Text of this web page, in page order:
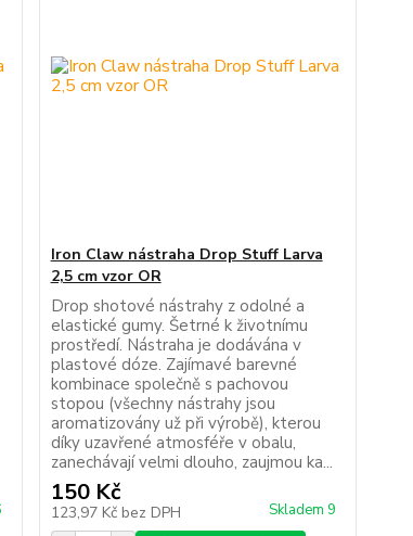
Iron Claw nástraha Drop Stuff Larva
2,5 cm vzor OR
Drop shotové nástrahy z odolné a
elastické gumy. Šetrné k životnímu
prostředí. Nástraha je dodávána v
plastové dóze. Zajímavé barevné
kombinace společně s pachovou
stopou (všechny nástrahy jsou
aromatizovány už při výrobě), kterou
díky uzavřené atmosféře v obalu,
zanechávají velmi dlouho, zaujmou ka...
150 Kč
123,97 Kč bez DPH Skladem 9